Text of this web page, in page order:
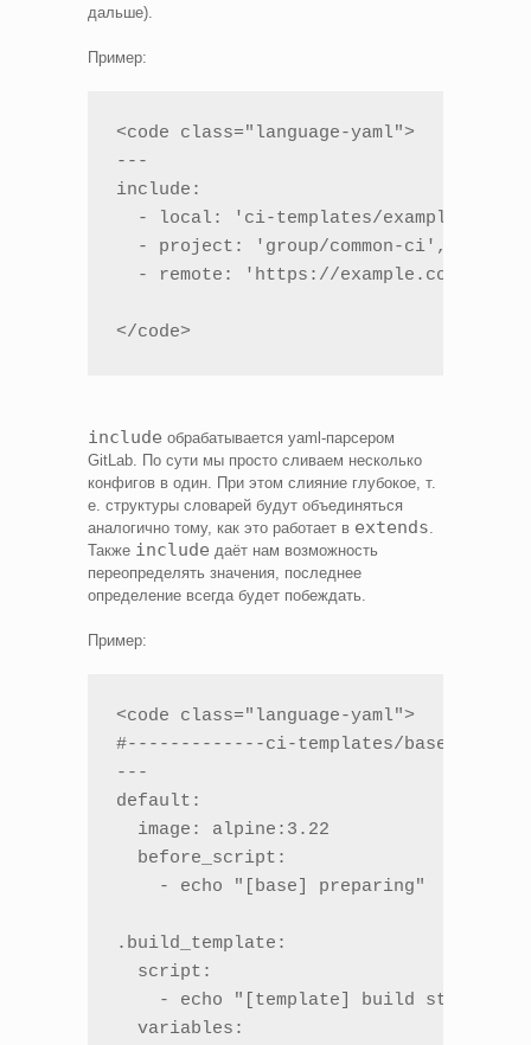
дальше).
Пример:
<code class="language-yaml">
---
include:
  - local: 'ci-templates/example.yml'
- project: 'group/common-ci', ref:
- remote: 'https://example.com/ci/
</code>
include обрабатывается yaml-парсером
GitLab. По сути мы просто сливаем несколько
конфигов в один. При этом слияние глубокое, т.
е. структуры словарей будут объединяться
аналогично тому, как это работает в extends
Также include даёт нам возможность
переопределять значения, последнее
определение всегда будет побеждать.
Пример:
<code class="language-yaml">
#-------------ci-templates/
---
default:
  image: alpine:3.22
  before_script:
    - echo "[base] preparing"
.build_template:
  script:
    - echo "[template] build step"
  variables: